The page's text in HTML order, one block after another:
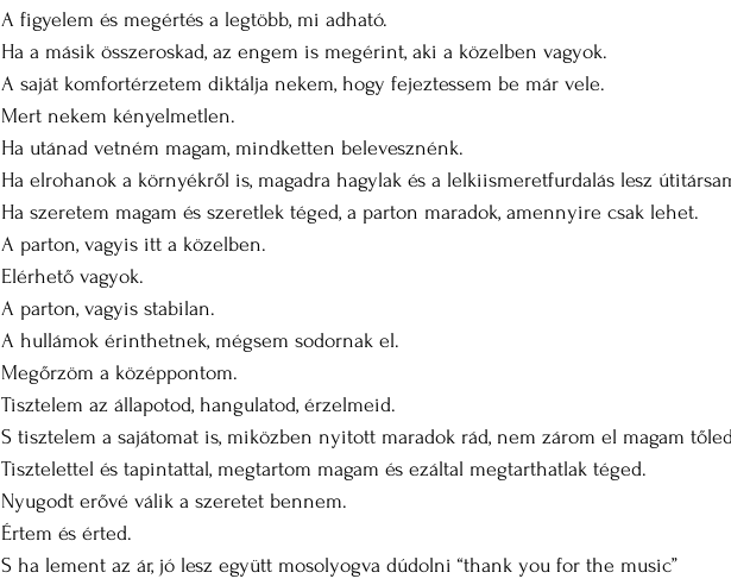
A figyelem és megértés a legtöbb, mi adható.
Ha a másik összeroskad, az engem is megérint, aki a közelben vagyok.
A saját komfortérzetem diktálja nekem, hogy fejeztessem be már vele.
Mert nekem kényelmetlen.
Ha utánad vetném magam, mindketten belevesznénk.
Ha elrohanok a környékről is, magadra hagylak és a lelkiismeretfurdalás lesz
Ha szeretem magam és szeretlek téged, a parton maradok, amennyire csak lehet.
A parton, vagyis itt a közelben.
Elérhető vagyok.
A parton, vagyis stabilan.
A hullámok érinthetnek, mégsem sodornak el.
Megőrzöm a középpontom.
Tisztelem az állapotod, hangulatod, érzelmeid.
S tisztelem a sajátomat is, miközben nyitott maradok rád, nem zárom el magam
Tisztelettel és tapintattal, megtartom magam és ezáltal megtarthatlak téged.
Nyugodt erővé válik a szeretet bennem.
Értem és érted.
S ha lement az ár, jó lesz együtt mosolyogva dúdolni “thank you for the music”